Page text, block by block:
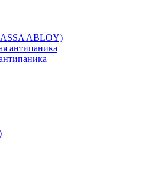
ABLOY)
антипаника